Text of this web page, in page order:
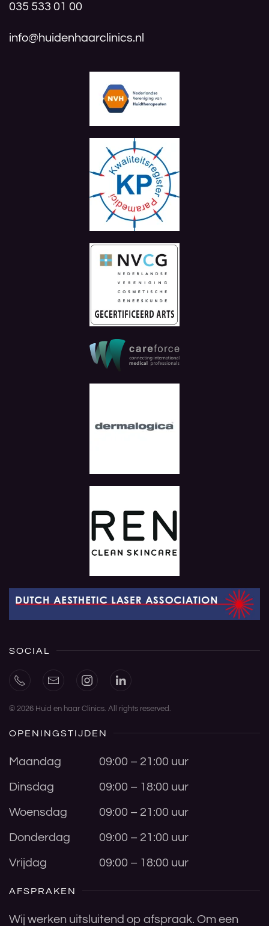
035 533 01 00
info@huidenhaarclinics.nl
SOCIAL
© 2026 Huid en haar Clinics. All rights reserved.
OPENINGSTIJDEN
Maandag 09:00 – 21:00 uur
Dinsdag 09:00 – 18:00 uur
Woensdag 09:00 – 21:00 uur
Donderdag 09:00 – 21:00 uur
Vrijdag 09:00 – 18:00 uur
AFSPRAKEN
Wij werken uitsluitend op afspraak. Om een